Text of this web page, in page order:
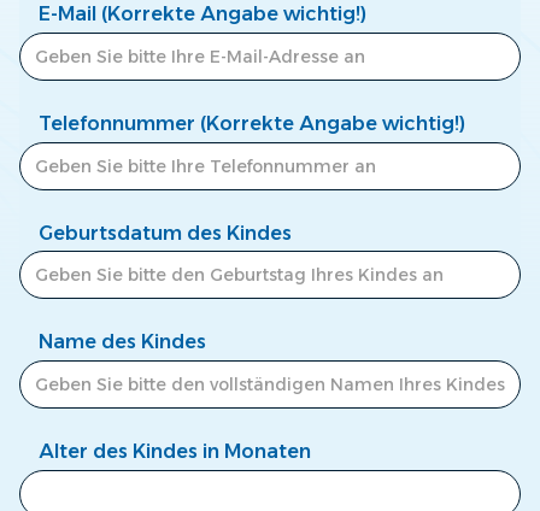
E-Mail (Korrekte Angabe wichtig!)
Telefonnummer (Korrekte Angabe wichtig!)
Geburtsdatum des Kindes
Name des Kindes
Alter des Kindes in Monaten